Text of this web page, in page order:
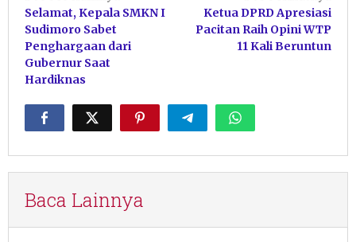
pos
Selamat, Kepala SMKN I
Sudimoro Sabet
Penghargaan dari
Gubernur Saat
Hardiknas
Ketua DPRD Apresiasi
Pacitan Raih Opini WTP
11 Kali Beruntun
Baca Lainnya